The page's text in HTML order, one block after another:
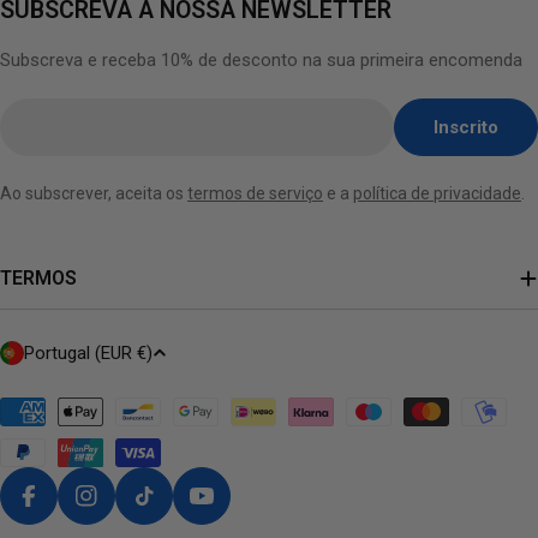
SUBSCREVA A NOSSA NEWSLETTER
Subscreva e receba 10% de desconto na sua primeira encomenda
mail
Inscrito
Ao subscrever, aceita os termos de serviço e a política de privacidade
TERMOS
P
/
R
Portugal (EUR €)
FacebookInstagram
TikTok Youtube